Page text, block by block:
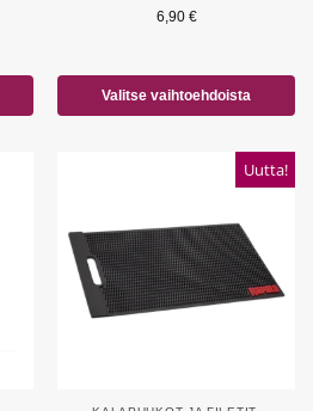
6,90 €
Valitse vaihtoehdoista
Uutta!